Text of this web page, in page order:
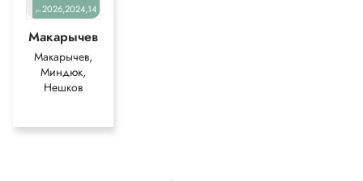
уч.2026,2024,14
Макарычев
Макарычев,
Миндюк,
Нешков